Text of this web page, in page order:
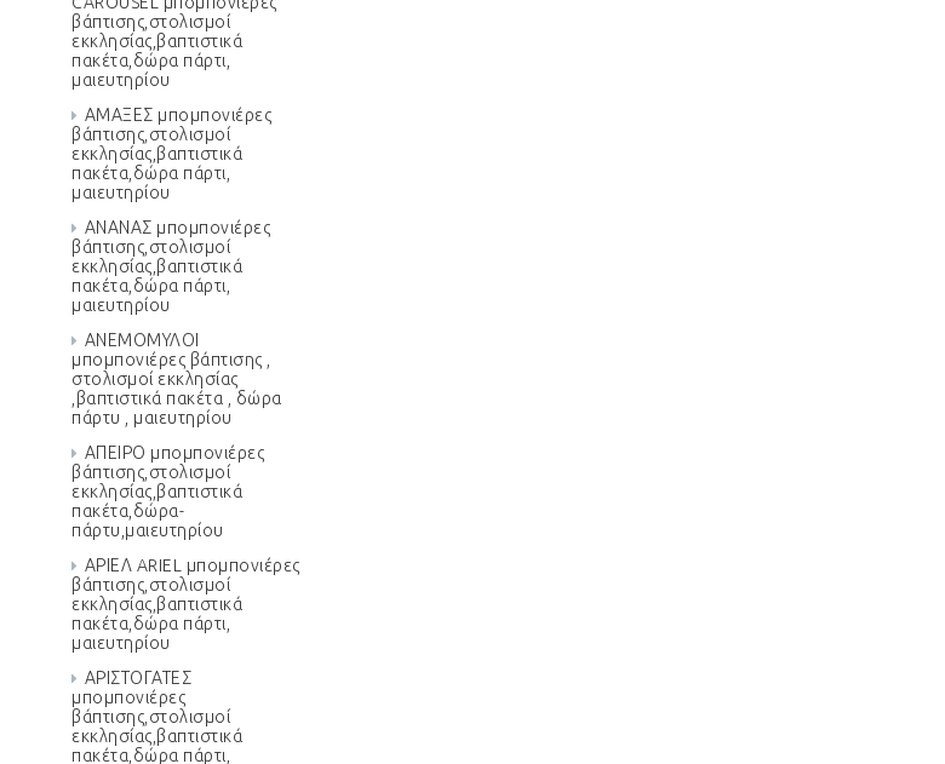
βάπτισης,στολισμοί
εκκλησίας,βαπτιστικά
πακέτα,δώρα πάρτι,
μαιευτηρίου
ΑΜΑΞΕΣ μπομπονιέρες
βάπτισης,στολισμοί
εκκλησίας,βαπτιστικά
πακέτα,δώρα πάρτι,
μαιευτηρίου
ΑΝΑΝΑΣ μπομπονιέρες
βάπτισης,στολισμοί
εκκλησίας,βαπτιστικά
πακέτα,δώρα πάρτι,
μαιευτηρίου
ΑΝΕΜΟΜΥΛΟΙ
μπομπονιέρες βάπτισης ,
στολισμοί εκκλησίας
,βαπτιστικά πακέτα , δώρα
πάρτυ , μαιευτηρίου
ΑΠΕΙΡΟ μπομπονιέρες
βάπτισης,στολισμοί
εκκλησίας,βαπτιστικά
πακέτα,δώρα-
πάρτυ,μαιευτηρίου
ΑΡΙΕΛ ARIEL μπομπονιέρες
βάπτισης,στολισμοί
εκκλησίας,βαπτιστικά
πακέτα,δώρα πάρτι,
μαιευτηρίου
ΑΡΙΣΤΟΓΑΤΕΣ
μπομπονιέρες
βάπτισης,στολισμοί
εκκλησίας,βαπτιστικά
πακέτα,δώρα πάρτι,